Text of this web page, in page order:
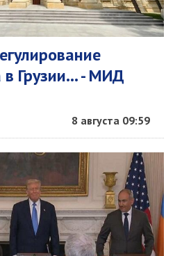
Грузии... - МИД
8 августа 09:59